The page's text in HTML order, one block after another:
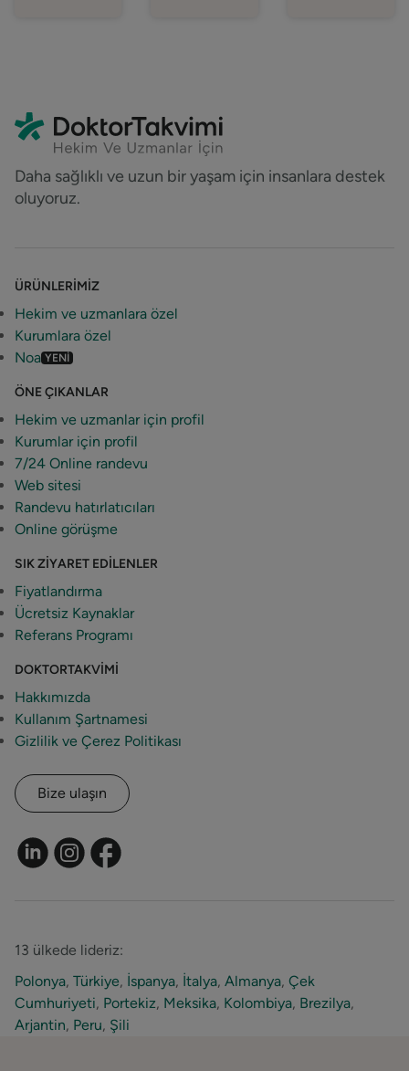
Daha sağlıklı ve uzun bir yaşam için insanlara destek
oluyoruz.
ÜRÜNLERIMIZ
Hekim ve uzmanlara özel
Kurumlara özel
Noa YENİ
ÖNE ÇIKANLAR
Hekim ve uzmanlar için profil
Kurumlar için profil
7/24 Online randevu
Web sitesi
Randevu hatırlatıcıları
Online görüşme
SIK ZIYARET EDILENLER
Fiyatlandırma
Ücretsiz Kaynaklar
Referans Programı
DOKTORTAKVIMI
Hakkımızda
Kullanım Şartnamesi
Gizlilik ve Çerez Politikası
Bize ulaşın
13 ülkede lideriz:
Polonya, Türkiye, İspanya, İtalya, Almanya, Çek
Cumhuriyeti, Portekiz, Meksika, Kolombiya, Brezilya,
Arjantin, Peru, Şili